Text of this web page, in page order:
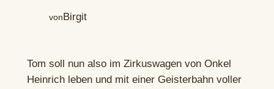
vonBirgit
Tom soll nun also im Zirkuswagen von Onkel
Heinrich leben und mit einer Geisterbahn voller